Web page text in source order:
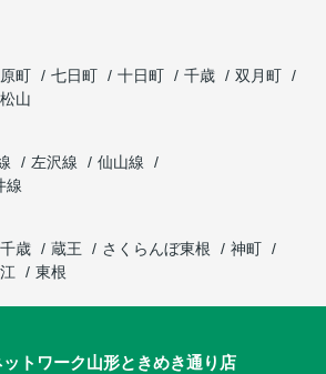
町 七日町 十日町 千歳
双月町
松山
左沢線
仙山線
線
歳 蔵王 さくらんぼ東根
神町
東根
トワーク山形ときめき通り店